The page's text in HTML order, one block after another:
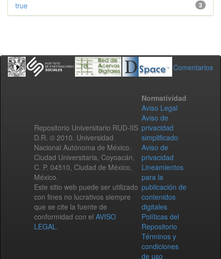
3
true
Comentarios
Repositorio Universitario RUD-IIS
D.R. © 2010. Universidad
Nacional Autónoma de México.
Ciudad Universitaria, Coyoacán,
C. P. 04510, Ciudad de México,
México.
Este sitio web puede ser utilizado
con fines no lucrativos siempre
que se cite la fuente de
conformidad con el AVISO
LEGAL.
Normatividad
Aviso Legal
Aviso de
privacidad
simplificado
Aviso de
privacidad
Lineamientos
para la
publicación de
contenidos
digitales
Políticas del
Repositorio
Términos y
condiciones
de uso